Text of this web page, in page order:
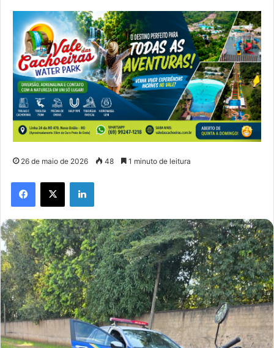
26 de maio de 2026 48 1 minuto de leitura
Facebook
X Linkedin